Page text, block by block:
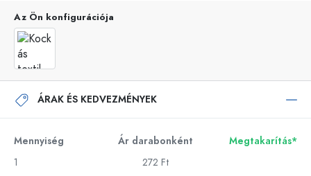
Az Ön konfigurációja
ÁRAK ÉS KEDVEZMÉNYEK
Mennyiség Ár darabonként
Megtakarítás*
1
272 Ft